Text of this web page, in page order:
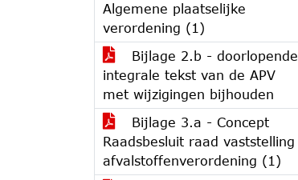
Algemene plaatselijke
verordening (1)
Bijlage 2.b - doorlopende
integrale tekst van de APV
met wijzigingen bijhouden
Bijlage 3.a - Concept
Raadsbesluit raad vaststelling
afvalstoffenverordening (1)